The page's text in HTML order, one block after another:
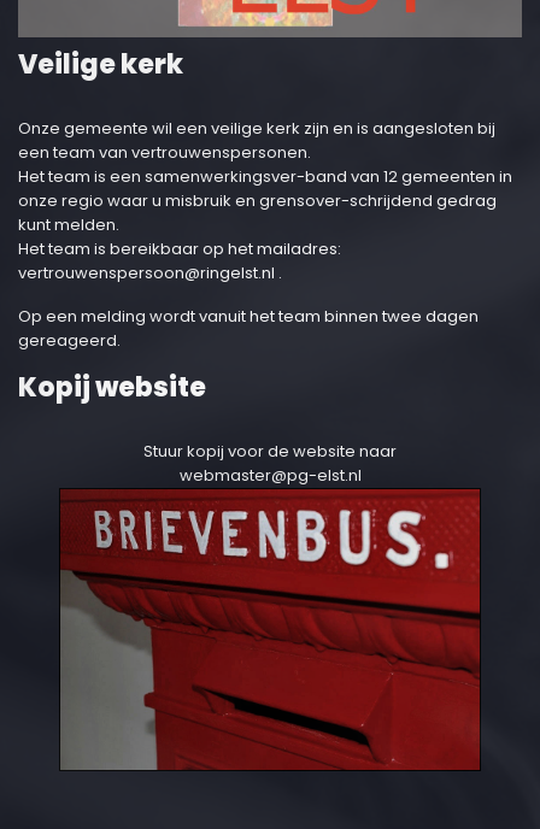
Veilige kerk
Onze gemeente wil een veilige kerk zijn en is aangesloten bij
een team van vertrouwenspersonen.
Het team is een samenwerkingsver-band van 12 gemeenten in
onze regio waar u misbruik en grensover-schrijdend gedrag
kunt melden.
Het team is bereikbaar op het mailadres:
vertrouwenspersoon@ringelst.nl .
Op een melding wordt vanuit het team binnen twee dagen
gereageerd.
Kopij website
Stuur kopij voor de website naar
webmaster@pg-elst.nl